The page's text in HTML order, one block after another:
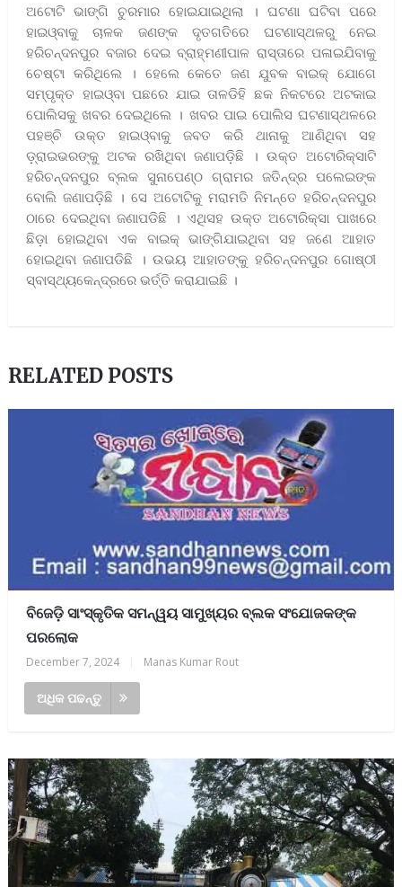
ଅଟୋଟି ଭାଙ୍ଗି ଚୁରମାର ହୋଇଯାଇଥିଲା । ଘଟଣା ଘଟିବା ପରେ
ହାଇଓ୍ବାକୁ ଚାଳକ ଜଣଙ୍କ ଦୃତଗତିରେ ଘଟଣାସ୍ଥଳରୁ ନେଇ
ହରିଚନ୍ଦନପୁର ବଜାର ଦେଇ ବ୍ରାହ୍ମଣୀପାଳ ରାସ୍ତାରେ ପଳାଇଯିବାକୁ
ଚେଷ୍ଟା କରିଥିଲେ । ହେଲେ କେତେ ଜଣ ଯୁବକ ବାଇକ୍ ଯୋଗେ
ସମ୍ପୃକ୍ତ ହାଇଓ୍ବା ପଛରେ ଯାଇ ତାଳଡିହି ଛକ ନିକଟରେ ଅଟକାଇ
ପୋଲିସକୁ ଖବର ଦେଇଥିଲେ । ଖବର ପାଇ ପୋଲିସ ଘଟଣାସ୍ଥଳରେ
ପହଞ୍ଚି ଉକ୍ତ ହାଇଓ୍ବାକୁ ଜବତ କରି ଥାନାକୁ ଆଣିଥିବା ସହ
ଡ଼୍ରାଇଭରଙ୍କୁ ଅଟକ ରଖିଥିବା ଜଣାପଡ଼ିଛି । ଉକ୍ତ ଅଟୋରିକ୍ସାଟି
ହରିଚନ୍ଦନପୁର ବ୍ଲକ ସୁନାପେଣ୍ଠ ଗ୍ରାମର ଜତିନ୍ଦ୍ର ପଲେଇଙ୍କ
ବୋଲି ଜଣାପଡ଼ିଛି । ସେ ଅଟୋଟିକୁ ମରାମତି ନିମନ୍ତେ ହରିଚନ୍ଦନପୁର
ଠାରେ ଦେଇଥିବା ଜଣାପଡିଛି । ଏଥିସହ ଉକ୍ତ ଅଟୋରିକ୍ସା ପାଖରେ
ଛିଡ଼ା ହୋଇଥିବା ଏକ ବାଇକ୍ ଭାଙ୍ଗିଯାଇଥିବା ସହ ଜଣେ ଆହାତ
ହୋଇଥିବା ଜଣାପଡିଛି । ଉଭୟ ଆହାତଙ୍କୁ ହରିଚନ୍ଦନପୁର ଗୋଷ୍ଠୀ
ସ୍ବାସ୍ଥ୍ୟକେନ୍ଦ୍ରରେ ଭର୍ତ୍ତି କରାଯାଇଛି ।
RELATED POSTS
ବିଜେଡ଼ି ସାଂସ୍କୃତିକ ସମନ୍ୱୟ ସାମୁଖ୍ୟର ବ୍ଲକ ସଂଯୋଜକଙ୍କ
ପରଲୋକ
December 7, 2024 Manas Kumar Rout
ଅଧିକ ପଢନ୍ତୁ